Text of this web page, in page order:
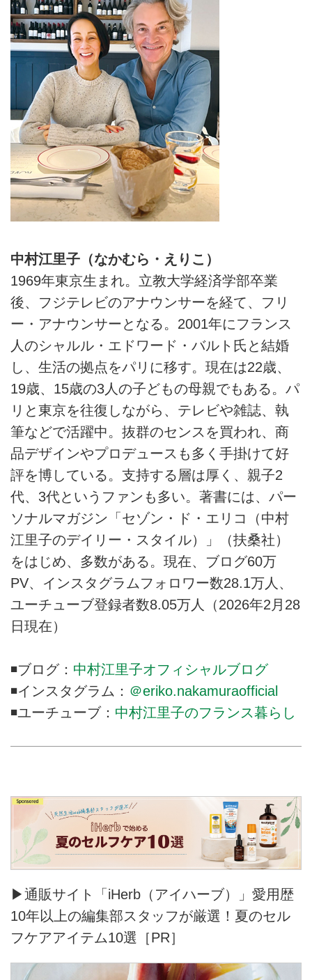
中村江里子（なかむら・えりこ）
1969年東京生まれ。立教大学経済学部卒業
後、フジテレビのアナウンサーを経て、フリ
ー・アナウンサーとなる。2001年にフランス
人のシャルル・エドワード・バルト氏と結婚
し、生活の拠点をパリに移す。現在は22歳、
19歳、15歳の3人の子どもの母親でもある。パ
リと東京を往復しながら、テレビや雑誌、執
筆などで活躍中。抜群のセンスを買われ、商
品デザインやプロデュースも多く手掛けて好
評を博している。支持する層は厚く、親子2
代、3代というファンも多い。著書には、パー
ソナルマガジン「セゾン・ド・エリコ（中村
江里子のデイリー・スタイル）」（扶桑社）
をはじめ、多数がある。現在、ブログ60万
PV、インスタグラムフォロワー数28.1万人、
ユーチューブ登録者数8.05万人（2026年2月28
日現在）
◾️ブログ： 中村江里子オフィシャルブログ
◾️インスタグラム： ＠eriko.nakamuraofficial
◾️ユーチューブ： 中村江里子のフランス暮らし
▶通販サイト「iHerb（アイハーブ）」愛用歴
10年以上の編集部スタッフが厳選！夏のセル
フケアアイテム10選［PR］